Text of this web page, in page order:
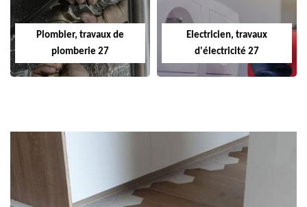
Plombier, travaux de
plomberie 27
Electricien, travaux
d'électricité 27